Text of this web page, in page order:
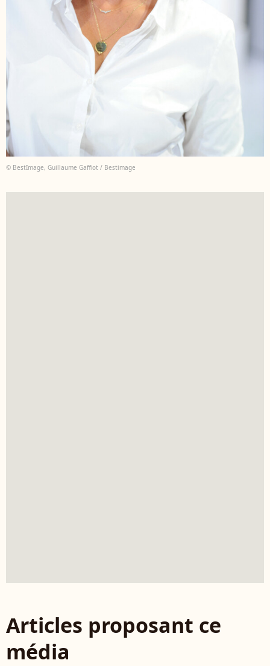
© BestImage, Guillaume Gaffiot / Bestimage
Articles proposant ce
média